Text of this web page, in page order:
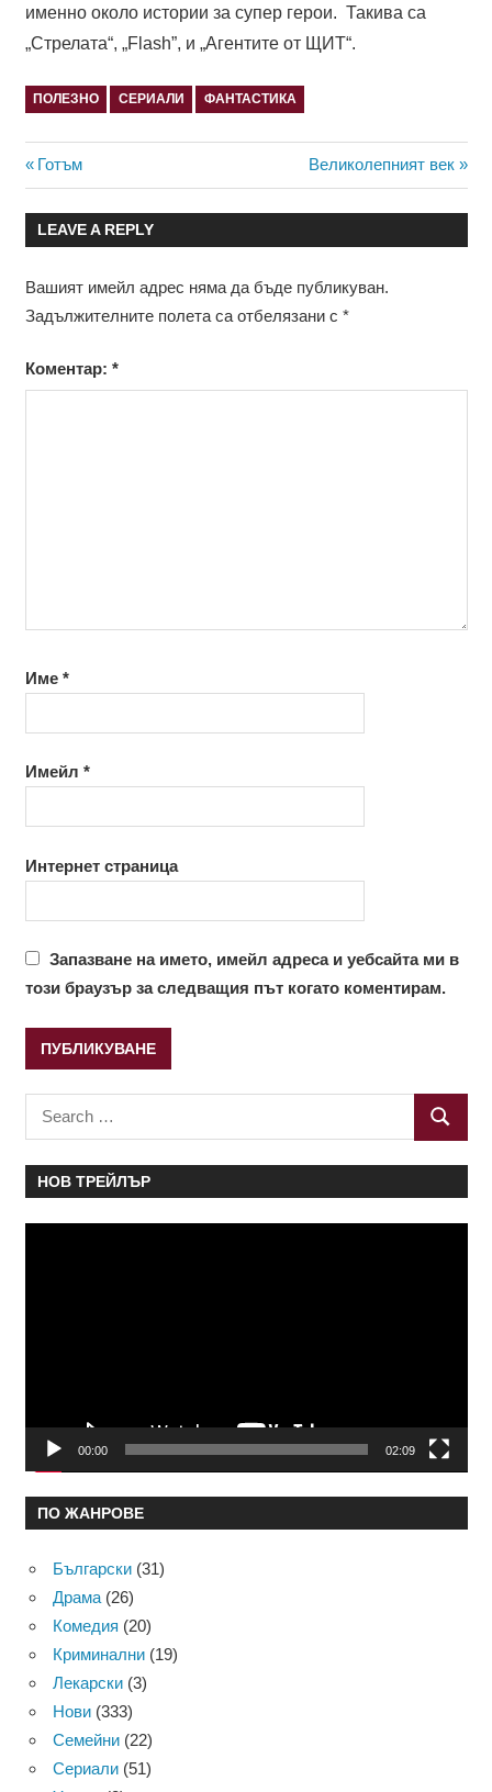
именно около истории за супер герои. Такива са
„Стрелата“, „Flash”, и „Агентите от ЩИТ“.
ПОЛЕЗНО СЕРИАЛИ ФАНТАСТИКА
Навигация
Previous
Post:
Готъм
Next
Post:
Великолепният век
LEAVE A REPLY
Вашият имейл адрес няма да бъде публикуван.
Задължителните полета са отбелязани с *
Коментар: *
Име *
Имейл *
Интернет страница
Запазване на името, имейл адреса и уебсайта ми в
този браузър за следващия път когато коментирам.
Search
for:
SEARCH
НОВ ТРЕЙЛЪР
00:00 02:09
ПО ЖАНРОВЕ
Български (31)
Драма (26)
Комедия (20)
Криминални (19)
Лекарски (3)
Нови (333)
Семейни (22)
Сериали (51)